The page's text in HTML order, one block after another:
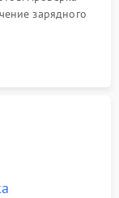
зарядного
с помощью
проблемы.